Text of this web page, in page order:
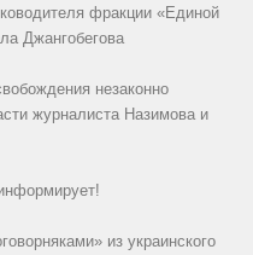
фракции «Единой
Джангобегова
незаконно
журналиста Назимова и
из украинского